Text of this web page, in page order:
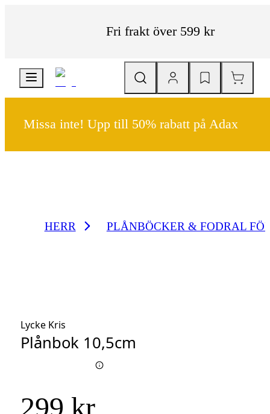
Fri frakt över 599 kr
Missa inte! Upp till 50% rabatt på Adax
HERR PLÅNBÖCKER & FODRAL
Lycke Kris
Plånbok 10,5cm
299 kr